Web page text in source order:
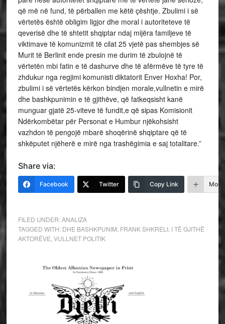
që më në fund, të përballen me këtë çështje. Zbulimi i së
vërtetës është obligim ligjor dhe moral i autoriteteve të
qeverisë dhe të shtetit shqiptar ndaj mijëra familjeve të
viktimave të komunizmit të cilat 25 vjetë pas shembjes së
Murit të Berlinit ende presin me durim të zbulojnë të
vërtetën mbi fatin e të dashurve dhe të afërmëve të tyre të
zhdukur nga regjimi komunisti diktatorit Enver Hoxha! Por,
zbulimi i së vërtetës kërkon bindjen morale,vullnetin e mirë
dhe bashkpunimin e të gjithëve, që fatkeqsisht kanë
munguar gjatë 25-viteve të fundit,e që sipas Komisionit
Ndërkombëtar për Personat e Humbur njëkohsisht
vazhdon të pengojë mbarë shoqërinë shqiptare që të
shkëputet njëherë e mirë nga trashëgimia e saj totalitare.”
Share via:
Facebook Twitter Copy Link More
FILED UNDER:ANALIZA
TAGGED WITH: DHE BASHKPUNIM FRANK SHKRELI, I TË GJITHË
AKTORËVE VULLNET POLITIK